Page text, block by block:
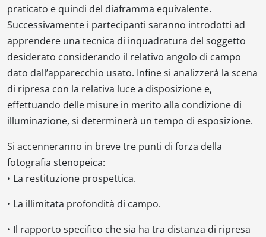
praticato e quindi del diaframma equivalente.
Successivamente i partecipanti saranno introdotti ad
apprendere una tecnica di inquadratura del soggetto
desiderato considerando il relativo angolo di campo
dato dall’apparecchio usato. Infine si analizzerà la scena
di ripresa con la relativa luce a disposizione e,
effettuando delle misure in merito alla condizione di
illuminazione, si determinerà un tempo di esposizione.
Si accenneranno in breve tre punti di forza della
fotografia stenopeica:
• La restituzione prospettica.
• La illimitata profondità di campo.
• Il rapporto specifico che sia ha tra distanza di ripresa